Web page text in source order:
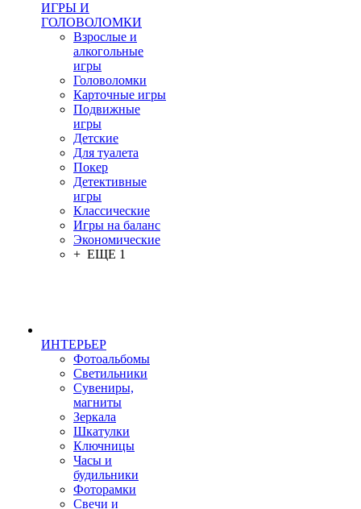
ИГРЫ И
ГОЛОВОЛОМКИ
Взрослые и
алкогольные
игры
Головоломки
Карточные игры
Подвижные
игры
Детские
Для туалета
Покер
Детективные
игры
Классические
Игры на баланс
Экономические
+ ЕЩЕ 1
ИНТЕРЬЕР
Фотоальбомы
Светильники
Сувениры,
магниты
Зеркала
Шкатулки
Ключницы
Часы и
будильники
Фоторамки
Свечи и